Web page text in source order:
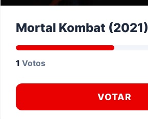
Mortal Kombat (2021)
1 Votos
VOTAR